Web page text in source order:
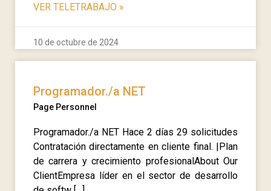
VER TELETRABAJO »
10 de octubre de 2024
Programador./a NET
Page Personnel
Programador./a NET Hace 2 días 29 solicitudes
Contratación directamente en cliente final. |Plan
de carrera y crecimiento profesionalAbout Our
ClientEmpresa líder en el sector de desarrollo